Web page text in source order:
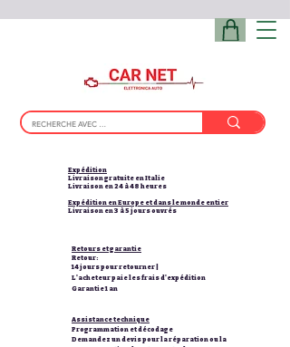
Expédition
Livraison gratuite en Italie
Livraison en 24 à 48 heures
Expédition en Europe et dans le monde entier
Livraison en 3 à 5 jours ouvrés
Retours et garantie
Retour:
14 jours pour retourner |
L'acheteur paie les frais d'expédition
Garantie 1 an
Assistance technique
Programmation et décodage
Demandez un devis pour la réparation ou la